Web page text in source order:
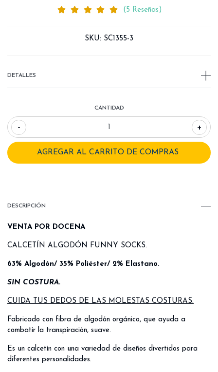
(5 Reseñas)
SKU: SC1355-3
DETALLES
CANTIDAD
- +
DESCRIPCIÓN
VENTA POR DOCENA
CALCETÍN ALGODÓN FUNNY SOCKS.
63% Algodón/ 35% Poliéster/ 2% Elastano.
SIN COSTURA.
CUIDA TUS DEDOS DE LAS MOLESTAS COSTURAS.
Fabricado con fibra de algodón orgánico, que ayuda a
combatir la transpiración, suave.
Es un calcetín con una variedad de diseños divertidos para
diferentes personalidades.